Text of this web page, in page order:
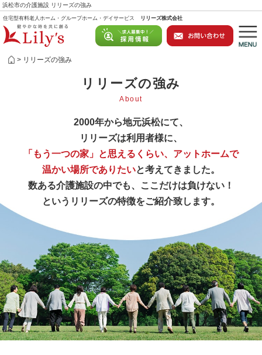
浜松市の介護施設 リリーズの強み
住宅型有料老人ホーム・グループホーム・デイサービス リリーズ株式会社
リリーズの強み
リリーズの強み
About
2000年から地元浜松にて、
リリーズは利用者様に、
「もう一つの家」と思えるくらい、アットホームで
温かい場所でありたいと考えてきました。
数ある介護施設の中でも、ここだけは負けない！
というリリーズの特徴をご紹介致します。